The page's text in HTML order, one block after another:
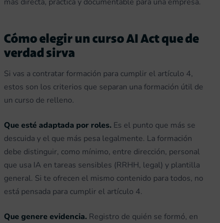
Cómo elegir un curso AI Act que de
verdad sirva
Si vas a contratar formación para cumplir el artículo 4,
estos son los criterios que separan una formación útil de
un curso de relleno.
Que esté adaptada por roles. Es el punto que más se
descuida y el que más pesa legalmente. La formación
debe distinguir, como mínimo, entre dirección, personal
que usa IA en tareas sensibles (RRHH, legal) y plantilla
general. Si te ofrecen el mismo contenido para todos, no
está pensada para cumplir el artículo 4.
Que genere evidencia. Registro de quién se formó, en